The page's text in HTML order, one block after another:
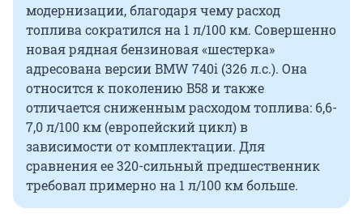
модернизации, благодаря чему расход
топлива сократился на 1 л/100 км. Совершенно
новая рядная бензиновая «шестерка»
адресована версии BMW 740i (326 л.с.). Она
относится к поколению B58 и также
отличается сниженным расходом топлива: 6,6-
7,0 л/100 км (европейский цикл) в
зависимости от комплектации. Для
сравнения ее 320-сильный предшественник
требовал примерно на 1 л/100 км больше.